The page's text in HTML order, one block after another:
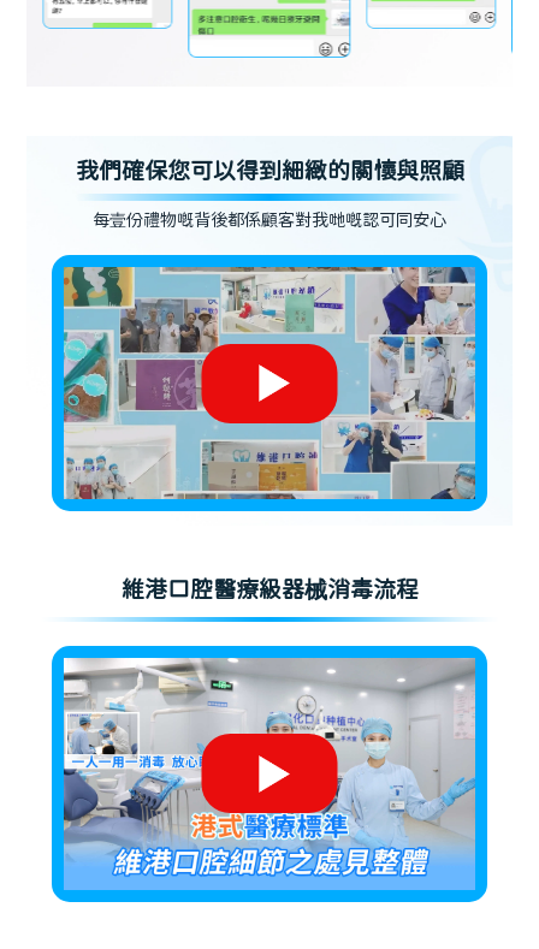
我們確保您可以得到細緻的關懷與照顧
每壹份禮物嘅背後都係顧客對我哋嘅認可同安心
維港口腔醫療級器械消毒流程